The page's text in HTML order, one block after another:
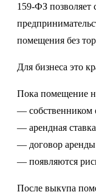
159-ФЗ позволяет
помещения без
Для бизнеса это
Пока помещение
— собственником
— арендная
— договор аренды
— появляются
После выкупа